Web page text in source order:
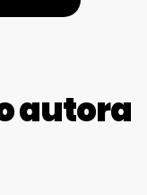
autora